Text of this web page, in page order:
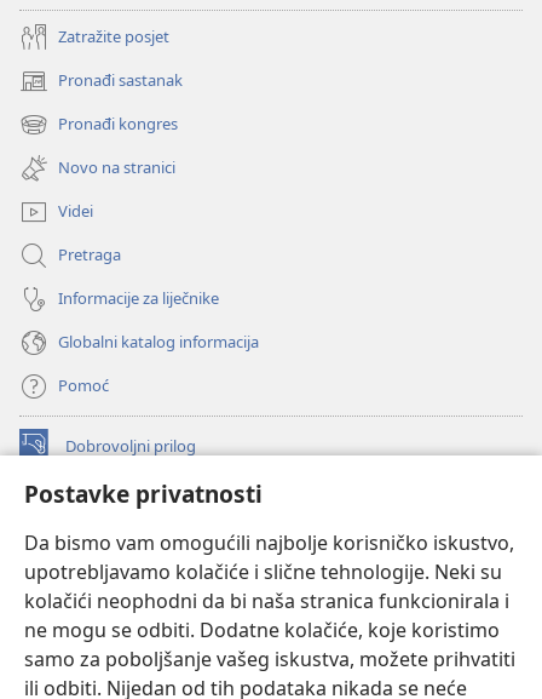
Postavke privatnosti
Da bismo vam omogućili najbolje korisničko iskustvo,
upotrebljavamo kolačiće i slične tehnologije. Neki su
kolačići neophodni da bi naša stranica funkcionirala i
ne mogu se odbiti. Dodatne kolačiće, koje koristimo
samo za poboljšanje vašeg iskustva, možete prihvatiti
ili odbiti. Nijedan od tih podataka nikada se neće
Zatražite posjet
Pronađi sastanak
(otvara
se
novi
prozor)
Pronađi kongres
(otvara
se
novi
prozor)
Novo na stranici
Videi
Pretraga
Informacije za liječnike
Globalni katalog informacija
Pomoć
Dobrovoljni prilog
(otvara
novi
INTERNETSKA BIBLIOTEKA Watchtower
se
novi
prozor)
JW Hub
(otvara
se
novi
JW Library
Watchtower Library